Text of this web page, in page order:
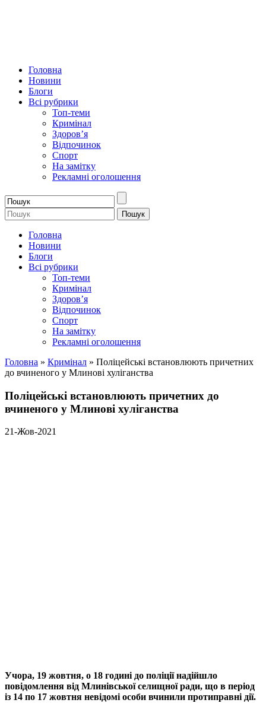
Головна
Новини
Блоги
Всі рубрики
Топ-теми
Кримінал
Здоров’я
Відпочинок
Спорт
На замітку
Рекламні оголошення
Головна
Новини
Блоги
Всі рубрики
Топ-теми
Кримінал
Здоров’я
Відпочинок
Спорт
На замітку
Рекламні оголошення
Головна » Кримінал » Поліцейські встановлюють причетних
до вчиненого у Млинові хуліганства
Поліцейські встановлюють причетних до
вчиненого у Млинові хуліганства
21-Жов-2021
Учора, 19 жовтня, о 18 годині до поліції надійшло
повідомлення від Млинівської селищної ради, що в період
із 14 по 17 жовтня невідомі особи вчинили протиправні дії.